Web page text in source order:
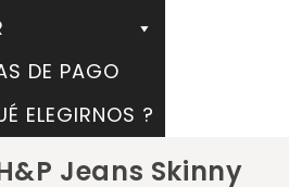
DE PAGO
ELEGIRNOS ?
Jeans Skinny